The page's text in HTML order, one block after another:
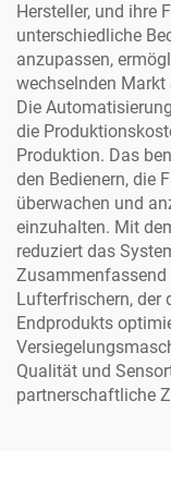
Hersteller, und ihre
unterschiedliche
anzupassen,
wechselnden
Die
die
Produktion. Das
den Bedienern, die
überwachen und
einzuhalten. Mit
reduziert das
Zusammenfassend
Lufterfrischern, der
Endprodukts
Qualität und
partnerschaftliche